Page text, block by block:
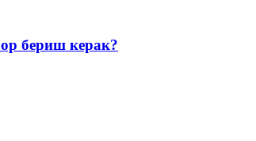
бериш керак?